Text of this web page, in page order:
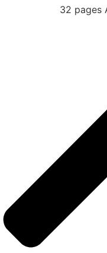
32 pages